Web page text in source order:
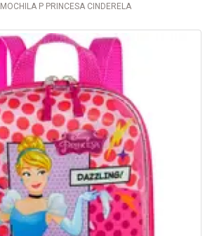
MOCHILA P PRINCESA CINDERELA